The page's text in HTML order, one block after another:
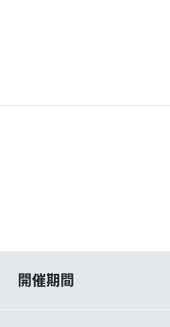
開催期間